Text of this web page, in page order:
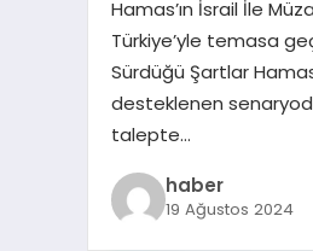
Hamas’ın İsrail İle
Türkiye’yle temasa
Sürdüğü Şartlar
desteklenen
talepte…
haber
19 Ağustos 2024